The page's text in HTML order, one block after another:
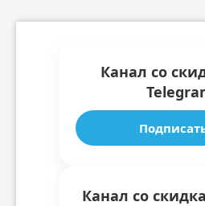
Канал со
Канал со